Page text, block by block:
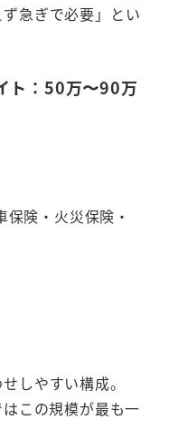
急ぎで必要」とい
ト：50万〜90万
険・火災保険・
しやすい構成。
この規模が最も一